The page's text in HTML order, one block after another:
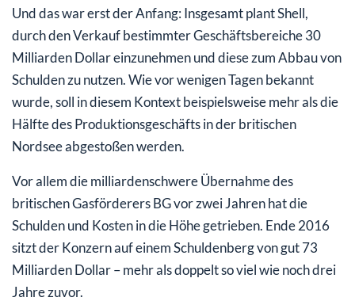
Und das war erst der Anfang: Insgesamt plant Shell,
durch den Verkauf bestimmter Geschäftsbereiche 30
Milliarden Dollar einzunehmen und diese zum Abbau von
Schulden zu nutzen. Wie vor wenigen Tagen bekannt
wurde, soll in diesem Kontext beispielsweise mehr als die
Hälfte des Produktionsgeschäfts in der britischen
Nordsee abgestoßen werden.
Vor allem die milliardenschwere Übernahme des
britischen Gasförderers BG vor zwei Jahren hat die
Schulden und Kosten in die Höhe getrieben. Ende 2016
sitzt der Konzern auf einem Schuldenberg von gut 73
Milliarden Dollar – mehr als doppelt so viel wie noch drei
Jahre zuvor.